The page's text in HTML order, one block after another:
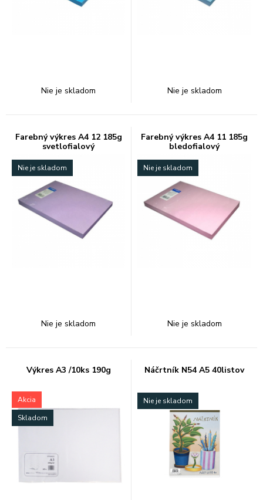
Nie je skladom Nie je skladom
Farebný výkres A4 12 185g
svetlofialový
Nie je skladom
Nie je skladom
Farebný výkres A4 11 185g
bledofialový
Nie je skladom
Nie je skladom
Výkres A3 /10ks 190g
Akcia
Skladom
Náčrtník N54 A5 40listov
Nie je skladom